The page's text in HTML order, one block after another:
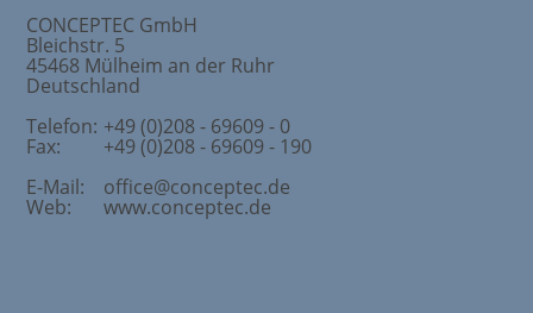
CONCEPTEC GmbH
Bleichstr. 5
45468 Mülheim an der Ruhr
Deutschland
Telefon: +49 (0)208 - 69609 - 0
Fax:
+49 (0)208 - 69609 - 190
E-Mail:
office@conceptec.de
Web: www.conceptec.de